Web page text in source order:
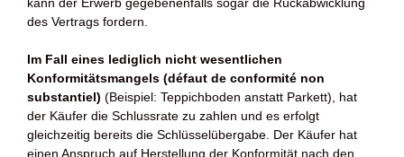
des Vertrags fordern.
Im Fall eines lediglich nicht wesentlichen
Konformitätsmangels (défaut de conformité non
substantiel) (Beispiel: Teppichboden anstatt Parkett), hat
der Käufer die Schlussrate zu zahlen und es erfolgt
gleichzeitig bereits die Schlüsselübergabe. Der Käufer hat
einen Anspruch auf Herstellung der Konformität nach den